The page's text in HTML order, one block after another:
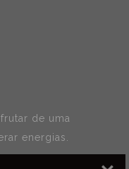
de uma
energias.